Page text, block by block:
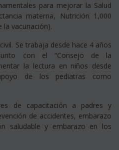
para mejorar la Salud
materna, Nutrición 1,000
la vacunación).
Se trabaja desde hace 4 años
con el “Consejo de la
la lectura en niños desde
de los pediatras como
de capacitación a padres y
de accidentes, embarazo
saludable y embarazo en los